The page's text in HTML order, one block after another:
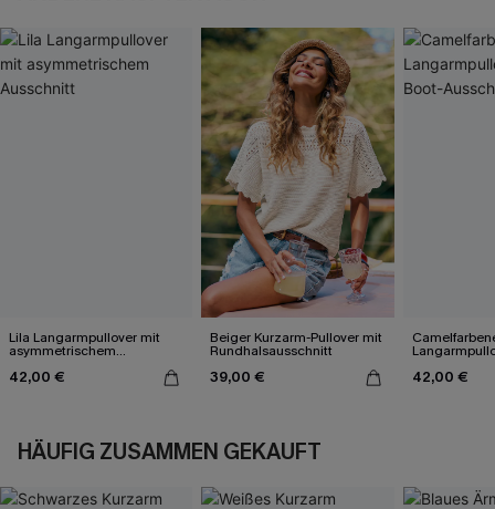
Lila Langarmpullover mit
asymmetrischem
Ausschnitt
42,00 €
Beiger Kurzarm-Pullover mit
Rundhalsausschnitt
39,00 €
Boot-
42,00 €
HÄUFIG ZUSAMMEN GEKAUFT